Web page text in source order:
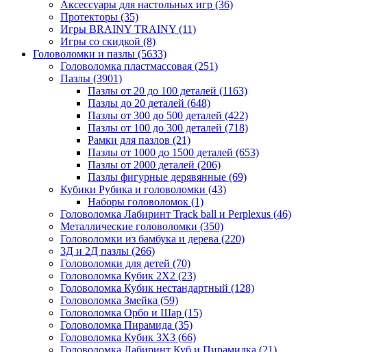
Аксессуары для настольных игр (36)
Протекторы (35)
Игры BRAINY TRAINY (11)
Игры со скидкой (8)
Головоломки и пазлы (5633)
Головоломка пластмассовая (251)
Пазлы (3901)
Пазлы от 20 до 100 деталей (1163)
Пазлы до 20 деталей (648)
Пазлы от 300 до 500 деталей (422)
Пазлы от 100 до 300 деталей (718)
Рамки для пазлов (21)
Пазлы от 1000 до 1500 деталей (653)
Пазлы от 2000 деталей (206)
Пазлы фигурные дерявянные (69)
Кубики Рубика и головоломки (43)
Наборы головоломок (1)
Головоломка Лабиринт Track ball и Perplexus (46)
Металлические головоломки (350)
Головоломки из бамбука и дерева (220)
3Д и 2Д пазлы (266)
Головоломки для детей (70)
Головоломка Кубик 2Х2 (23)
Головоломка Кубик нестандартный (128)
Головоломка Змейка (59)
Головоломка Орбо и Шар (15)
Головоломка Пирамида (35)
Головоломка Кубик 3Х3 (66)